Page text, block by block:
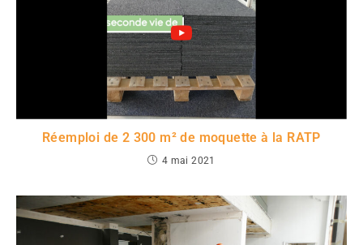
Réemploi de 2 300 m² de moquette à la RATP
4 mai 2021